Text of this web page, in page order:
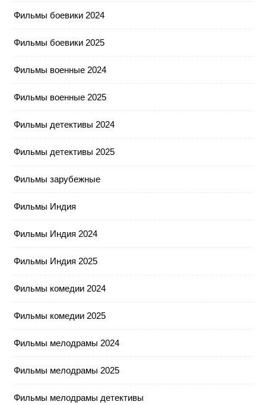
Фильмы боевики 2024
Фильмы боевики 2025
Фильмы военные 2024
Фильмы военные 2025
Фильмы детективы 2024
Фильмы детективы 2025
Фильмы зарубежные
Фильмы Индия
Фильмы Индия 2024
Фильмы Индия 2025
Фильмы комедии 2024
Фильмы комедии 2025
Фильмы мелодрамы 2024
Фильмы мелодрамы 2025
Фильмы мелодрамы детективы